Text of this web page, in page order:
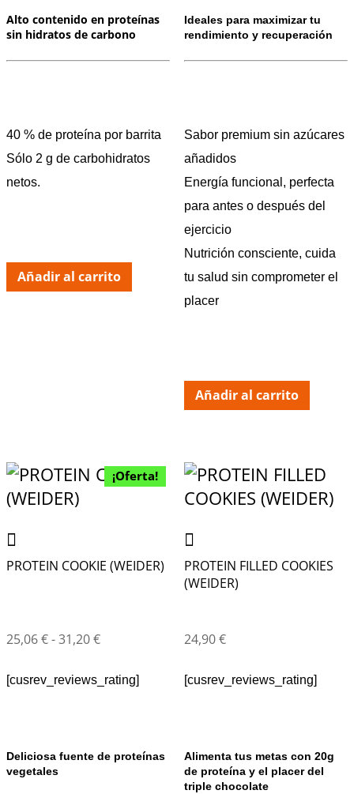
Alto contenido en proteínas
sin hidratos de carbono
40 % de proteína por barrita
Sólo 2 g de carbohidratos
netos.
Añadir al carrito
Ideales para maximizar tu
rendimiento y recuperación
Sabor premium sin azúcares
añadidos
Energía funcional, perfecta
para antes o después del
ejercicio
Nutrición consciente, cuida
tu salud sin comprometer el
placer
Añadir al carrito
¡Oferta!
PROTEIN COOKIE (WEIDER)
25,06€-31,20€
[cusrev_reviews_rating]
Deliciosa fuente de proteínas
vegetales
PROTEIN FILLED COOKIES
(WEIDER)
24,90€
[cusrev_reviews_rating]
Alimenta tus metas con 20g
de proteína y el placer del
triple chocolate